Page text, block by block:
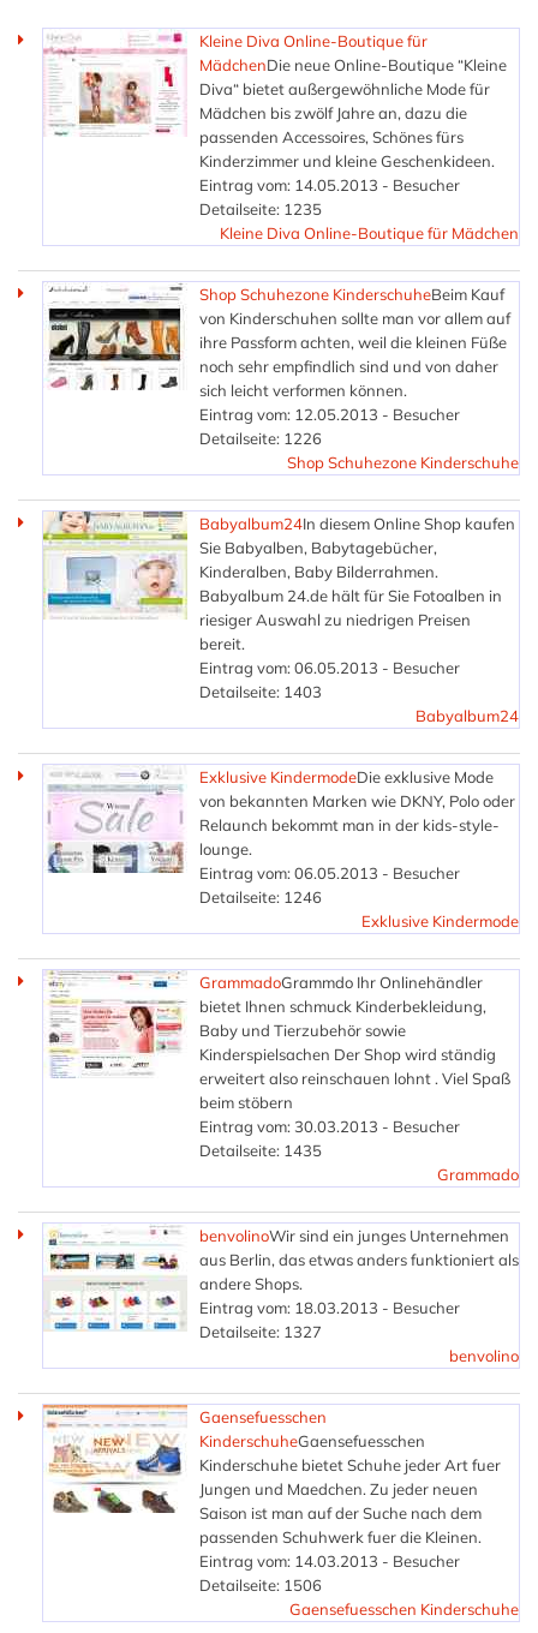
Kleine Diva Online-Boutique für
MädchenDie neue Online-Boutique “Kleine
Diva“ bietet außergewöhnliche Mode für
Mädchen bis zwölf Jahre an, dazu die
passenden Accessoires, Schönes fürs
Kinderzimmer und kleine Geschenkideen.
Eintrag vom: 14.05.2013 - Besucher
Detailseite: 1235
Kleine Diva Online-Boutique für Mädchen
Shop Schuhezone KinderschuheBeim Kauf
von Kinderschuhen sollte man vor allem auf
ihre Passform achten, weil die kleinen Füße
noch sehr empfindlich sind und von daher
sich leicht verformen können.
Eintrag vom: 12.05.2013 - Besucher
Detailseite: 1226
Shop Schuhezone Kinderschuhe
Babyalbum24In diesem Online Shop kaufen
Sie Babyalben, Babytagebücher,
Kinderalben, Baby Bilderrahmen.
Babyalbum 24.de hält für Sie Fotoalben in
riesiger Auswahl zu niedrigen Preisen
bereit.
Eintrag vom: 06.05.2013 - Besucher
Detailseite: 1403
Babyalbum24
Exklusive KindermodeDie exklusive Mode
von bekannten Marken wie DKNY, Polo oder
Relaunch bekommt man in der kids-style-
lounge.
Eintrag vom: 06.05.2013 - Besucher
Detailseite: 1246
Exklusive Kindermode
GrammadoGrammdo Ihr Onlinehändler
bietet Ihnen schmuck Kinderbekleidung,
Baby und Tierzubehör sowie
Kinderspielsachen Der Shop wird ständig
erweitert also reinschauen lohnt . Viel Spaß
beim stöbern
Eintrag vom: 30.03.2013 - Besucher
Detailseite: 1435
Grammado
benvolinoWir sind ein junges Unternehmen
aus Berlin, das etwas anders funktioniert als
andere Shops.
Eintrag vom: 18.03.2013 - Besucher
Detailseite: 1327
benvolino
Gaensefuesschen
KinderschuheGaensefuesschen
Kinderschuhe bietet Schuhe jeder Art fuer
Jungen und Maedchen. Zu jeder neuen
Saison ist man auf der Suche nach dem
passenden Schuhwerk fuer die Kleinen.
Eintrag vom: 14.03.2013 - Besucher
Detailseite: 1506
Gaensefuesschen Kinderschuhe